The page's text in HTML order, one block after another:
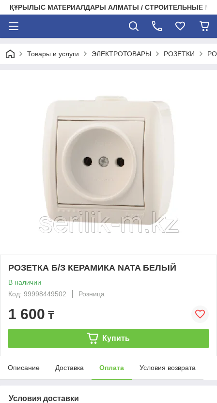
ҚҰРЫЛЫС МАТЕРИАЛДАРЫ АЛМАТЫ / СТРОИТЕЛЬНЫЕ
Товары и услуги ЭЛЕКТРОТОВАРЫ РОЗЕТКИ
РОЗЕТКА Б/З КЕРАМИКА NATA БЕЛЫЙ
В наличии
Код: 99998449502
Розница
1 600 ₸
Купить
Описание Доставка Оплата Условия возврата
Условия доставки